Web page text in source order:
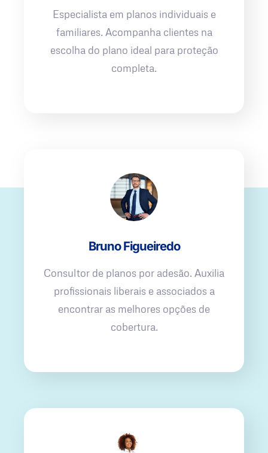
Especialista em planos individuais e
familiares. Acompanha clientes na
escolha do plano ideal para proteção
completa.
Bruno Figueiredo
Consultor de planos por adesão. Auxilia
profissionais liberais e associados a
encontrar as melhores opções de
cobertura.